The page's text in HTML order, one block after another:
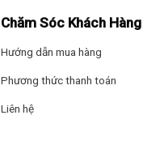
Chăm Sóc Khách Hàng
Hướng dẫn mua hàng
Phương thức thanh toán
Liên hệ